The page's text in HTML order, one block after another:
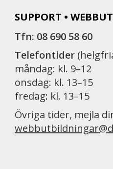
SUPPORT •
Tfn: 08 690 58 60
Telefontider
måndag: kl. 9–12
onsdag: kl. 13–15
fredag: kl. 13–15
Övriga tider, mejla